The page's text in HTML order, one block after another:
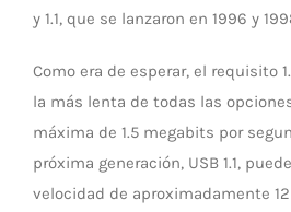
y 1.1, que se lanzaron en 1996 y
Como era de esperar, el requisito
la más lenta de todas las
máxima de 1.5 megabits por
próxima generación, USB 1.1,
velocidad de aproximadamente